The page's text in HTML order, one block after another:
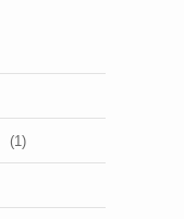
(1)